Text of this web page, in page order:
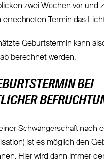
zwei Wochen vor und
errechneten Termin das
Geburtstermin kann
berechnet werden.
BEI
Schwangerschaft nach
ist es möglich den
Hier wird dann immer